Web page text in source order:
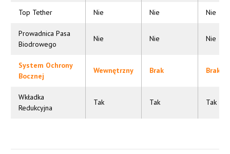
Top Tether Nie Nie Nie
Prowadnica Pasa
Biodrowego
Nie Nie Nie
System Ochrony
Bocznej
Wewnętrzny Brak Brak
Wkładka
Redukcyjna
Tak Tak Tak